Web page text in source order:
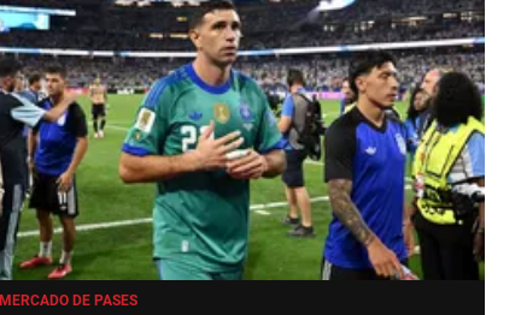
MERCADO DE PASES